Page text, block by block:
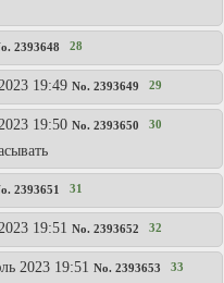
2393648 28
19:49 No. 2393649 29
19:50 No. 2393650 30
2393651 31
19:51 No. 2393652 32
2023 19:51 No. 2393653 33